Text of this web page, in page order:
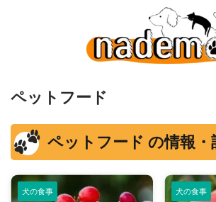
ペットフード
ペットフード の情報・
犬の食事 犬の食事